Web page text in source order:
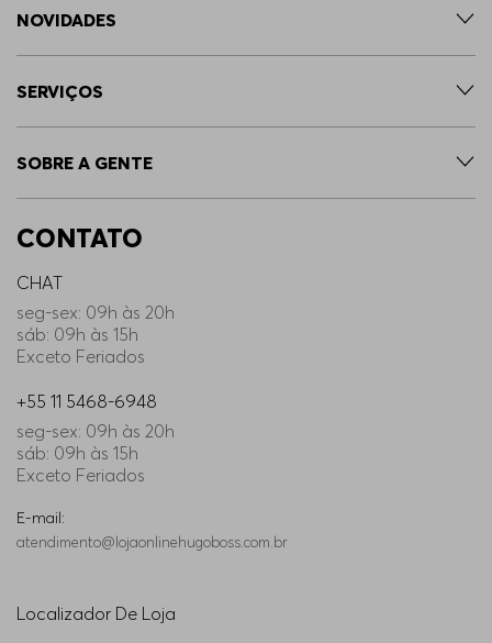
NOVIDADES
SERVIÇOS
SOBRE A GENTE
CONTATO
CHAT
seg-sex: 09h às 20h
sáb: 09h às 15h
Exceto Feriados
+55 11 5468-6948
seg-sex: 09h às 20h
sáb: 09h às 15h
Exceto Feriados
E-mail:
atendimento@lojaonlinehugoboss.com.br
Localizador De Loja